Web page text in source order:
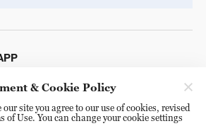
& Cookie Policy
site you agree to our use of cookies, revised
of Use. You can change your cookie settings